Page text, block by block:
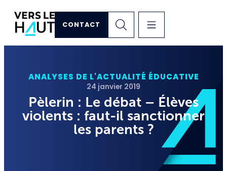
CONTACT
ANALYSES DE L'ACTUALITÉ ÉDUCATIVE
24 janvier 2019
Pèlerin : Le débat – Élèves
violents : faut-il sanctionner
les parents ?